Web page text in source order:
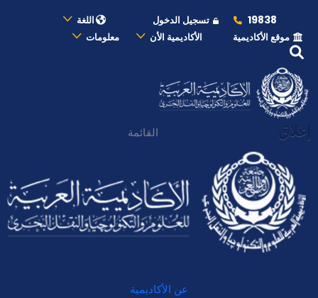
19838 تسجيل الدخول
اللغة
موقع الأكاديمية
الأكاديمية الأن معلومات
إغلاق القائمة
عن الأكاديمية